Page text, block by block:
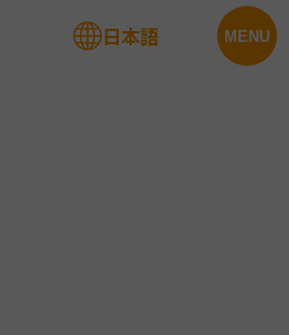
MENU
日本語